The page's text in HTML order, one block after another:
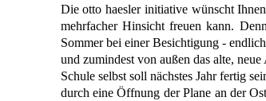
Die otto haesler initiative wünscht
mehrfacher Hinsicht freuen kann.
Sommer bei einer Besichtigung -
und zumindest von außen das alte,
Schule selbst soll nächstes Jahr fertig
durch eine Öffnung der Plane an der